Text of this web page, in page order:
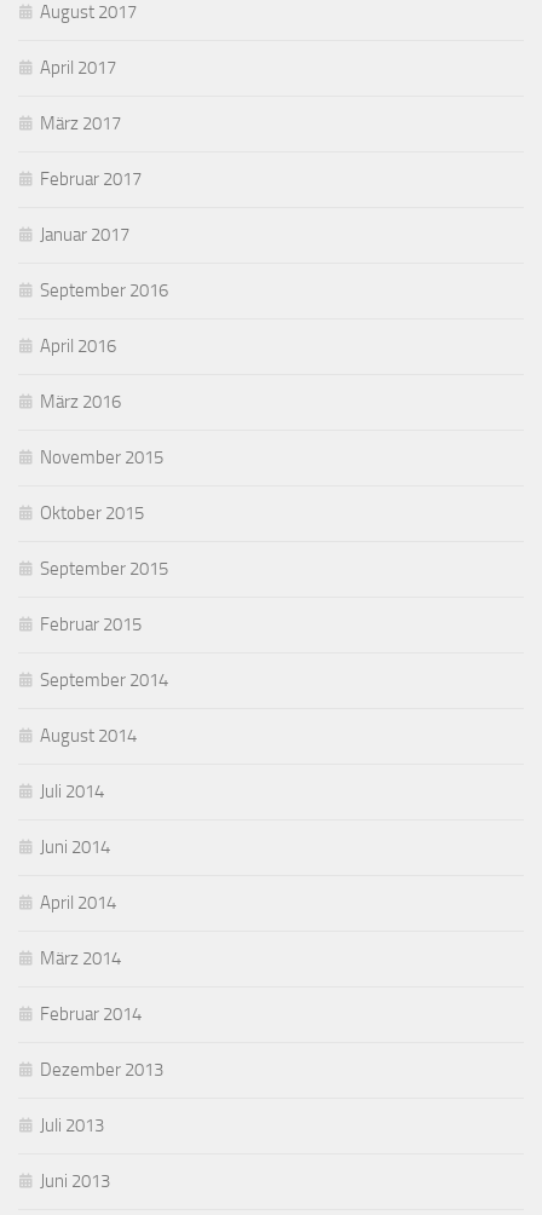
August 2017
April 2017
März 2017
Februar 2017
Januar 2017
September 2016
April 2016
März 2016
November 2015
Oktober 2015
September 2015
Februar 2015
September 2014
August 2014
Juli 2014
Juni 2014
April 2014
März 2014
Februar 2014
Dezember 2013
Juli 2013
Juni 2013